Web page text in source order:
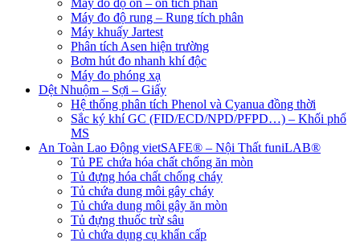
Máy đo độ ồn – ồn tích phân
Máy đo độ rung – Rung tích phân
Máy khuấy Jartest
Phân tích Asen hiện trường
Bơm hút đo nhanh khí độc
Máy đo phóng xạ
Dệt Nhuộm – Sợi – Giấy
Hệ thống phân tích Phenol và Cyanua đồng thời
Sắc ký khí GC (FID/ECD/NPD/PFPD…) – Khối phổ
MS
An Toàn Lao Động vietSAFE® – Nội Thất funiLAB®
Tủ PE chứa hóa chất chống ăn mòn
Tủ đựng hóa chất chống cháy
Tủ chứa dung môi gây cháy
Tủ chứa dung môi gây ăn mòn
Tủ đựng thuốc trừ sâu
Tủ chứa dụng cụ khẩn cấp